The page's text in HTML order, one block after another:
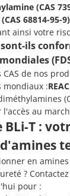
(CAS
68814-95-9)
ainsi votre
ils
(
CAS de nos
mondiaux :
au
BLi-T :
en
?
pour :